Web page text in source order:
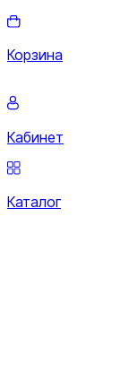
Корзина
Кабинет
Каталог